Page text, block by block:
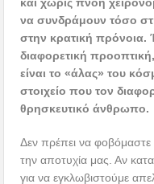
να συνδράμουν τόσο
στην κρατική πρόνοια.
διαφορετική
είναι το «άλας» του
στοιχείο που τον
θρησκευτικό άνθρωπο.
Δεν πρέπει να φοβόμαστε
την αποτυχία μας. Αν
για να εγκλωβιστούμε